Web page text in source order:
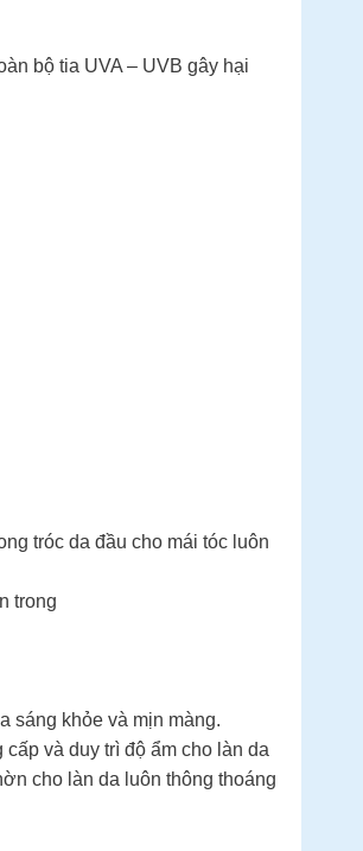
bộ tia UVA – UVB gây hại
tróc da đầu cho mái tóc luôn
trong
sáng khỏe và mịn màng.
và duy trì độ ẩm cho làn da
cho làn da luôn thông thoáng